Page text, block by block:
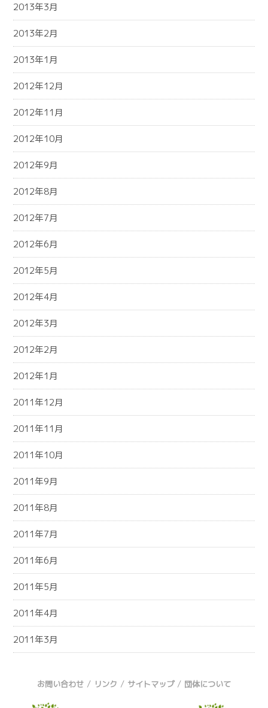
2013年3月
2013年2月
2013年1月
2012年12月
2012年11月
2012年10月
2012年9月
2012年8月
2012年7月
2012年6月
2012年5月
2012年4月
2012年3月
2012年2月
2012年1月
2011年12月
2011年11月
2011年10月
2011年9月
2011年8月
2011年7月
2011年6月
2011年5月
2011年4月
2011年3月
お問い合わせ / リンク / サイトマップ / 団体について